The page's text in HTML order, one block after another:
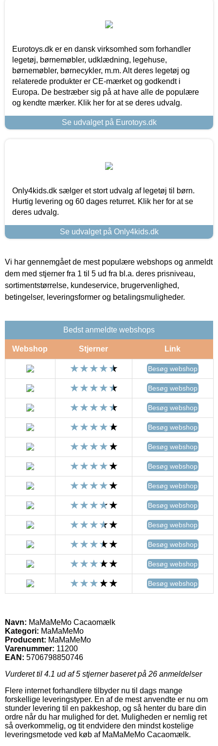
Eurotoys.dk er en dansk virksomhed som forhandler
legetøj, børnemøbler, udklædning, legehuse,
børnemøbler, børnecykler, m.m. Alt deres legetøj og
relaterede produkter er CE-mærket og godkendt i
Europa. De bestræber sig på at have alle de populære
og kendte mærker. Klik her for at se deres udvalg.
Se udvalget på Eurotoys.dk
Only4kids.dk sælger et stort udvalg af legetøj til børn.
Hurtig levering og 60 dages returret. Klik her for at se
deres udvalg.
Se udvalget på Only4kids.dk
Vi har gennemgået de mest populære webshops og anmeldt
dem med stjerner fra 1 til 5 ud fra bl.a. deres prisniveau,
sortimentstørrelse, kundeservice, brugervenlighed,
betingelser, leveringsformer og betalingsmuligheder.
Bedst anmeldte webshops
Webshop Stjerner Link
Besøg webshop
Besøg webshop
Besøg webshop
Besøg webshop
Besøg webshop
Besøg webshop
Besøg webshop
Besøg webshop
Besøg webshop
Besøg webshop
Besøg webshop
Besøg webshop
Navn: MaMaMeMo Cacaomælk
Kategori: MaMaMeMo
Producent: MaMaMeMo
Varenummer: 11200
EAN: 5706798850746
Vurderet til 4.1 ud af 5 stjerner baseret på 26 anmeldelser
Flere internet forhandlere tilbyder nu til dags mange
forskellige leveringstyper. En af de mest anvendte er nu om
stunder levering til en pakkeshop, og så henter du bare din
ordre når du har mulighed for det. Muligheden er nemlig ret
så overkommelig, og tit endvidere den mindst kostelige
leveringsmetode ved køb af MaMaMeMo Cacaomælk.